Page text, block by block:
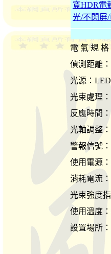
寬HDR電
光/不閃屏
電 氣 規 格
偵測距離
光源：
光束處理
反應時間
光軸調整
警報信號
使用電源
消耗電流
光束強度
使用溫度
設置場所